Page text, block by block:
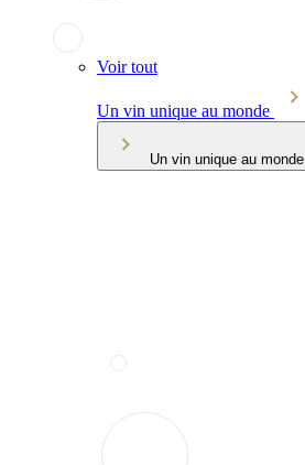
Voir tout
Un vin unique au monde
Un vin unique au monde